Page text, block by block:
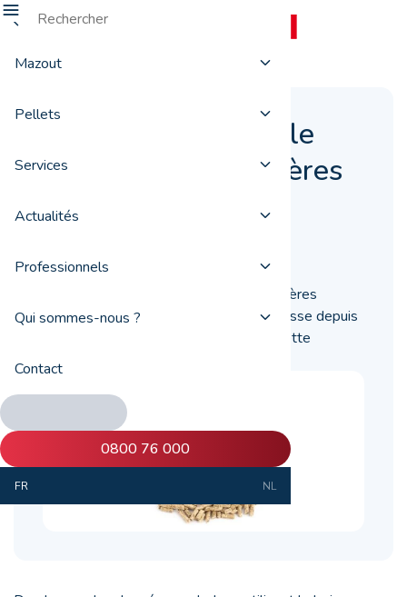
Mazout
Pellets
Services
Actualités
Professionnels
Qui sommes-nous ?
Contact
0800 76 000
FR NL
Prix du pellet: quelle
évolution ces dernières
années?
Relativement stable au cours des dernières
années, le prix du pellet évolue à la hausse depuis
quelques mois. Nous vous détaillons cette
évolution.